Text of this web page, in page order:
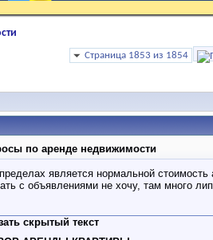
Страница 1853 из 1854
по аренде недвижимости
является нормальной
с объявлениями не хочу, там много
скрытый текст